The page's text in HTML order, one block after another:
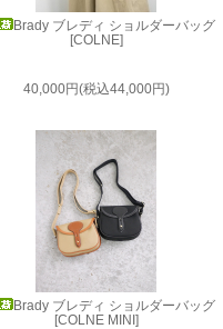
Brady ブレディ ショルダーバッグ
[COLNE]
40,000円(税込44,000円)
Brady ブレディ ショルダーバッグ
[COLNE MINI]